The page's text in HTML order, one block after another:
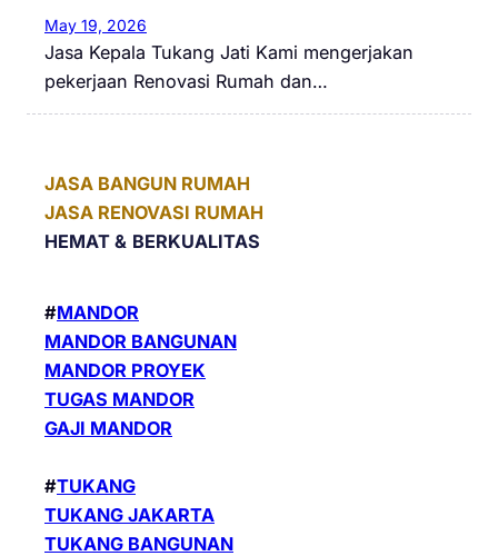
May 19, 2026
Jasa Kepala Tukang Jati Kami mengerjakan
pekerjaan Renovasi Rumah dan…
JASA BANGUN RUMAH
JASA RENOVASI RUMAH
HEMAT & BERKUALITAS
#MANDOR
MANDOR BANGUNAN
MANDOR PROYEK
TUGAS MANDOR
GAJI MANDOR
#TUKANG
TUKANG JAKARTA
TUKANG BANGUNAN